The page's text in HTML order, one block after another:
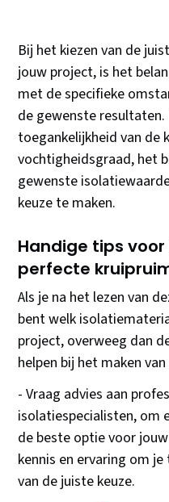
Bij het kiezen van de
jouw project, is het
met de specifieke
de gewenste
toegankelijkheid van de
vochtigheidsgraad, het
gewenste
keuze te maken.
Handige tips
perfecte
Als je na het lezen van
bent welk
project, overweeg dan
helpen bij het maken van
- Vraag advies aan
isolatiespecialisten, om
de beste optie voor
kennis en ervaring om
van de juiste keuze.